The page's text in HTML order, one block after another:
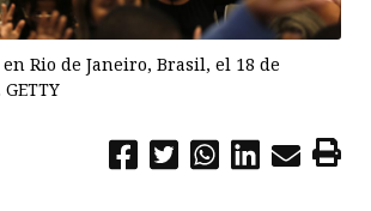
Rio de Janeiro, Brasil, el 18 de